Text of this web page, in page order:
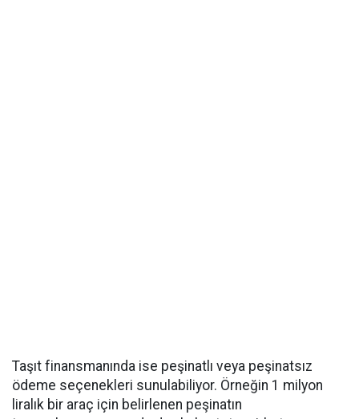
Taşıt finansmanında ise peşinatlı veya peşinatsız
ödeme seçenekleri sunulabiliyor. Örneğin 1 milyon
liralık bir araç için belirlenen peşinatın